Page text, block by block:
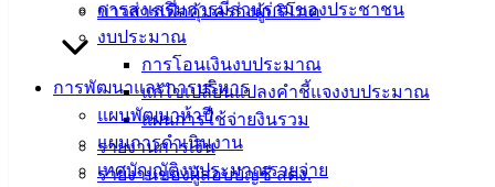
การส่งเสริมการมีส่วนร่วมของประชาชน
งบประมาณ
การโอนเงินงบประมาณ
แก้ไขเปลี่ยนแปลงคำชี้แจงงบประมาณ
แผนการใช้จ่ายงินรวม
รายงานการเงิน
รายงานของผู้สอบบัญชี สตง.
ข่าวสารเพื่อคุ้มครองผู้บริโภค
การพัฒนาและการบริหาร
แผนพัฒนาห้าปี
แผนการดำเนินงาน
เทศบัญญัติงบประมาณรายจ่าย
สำนักงาน
อ่างศิลา 90/338
อ.เมือง จ.ชลบุรี